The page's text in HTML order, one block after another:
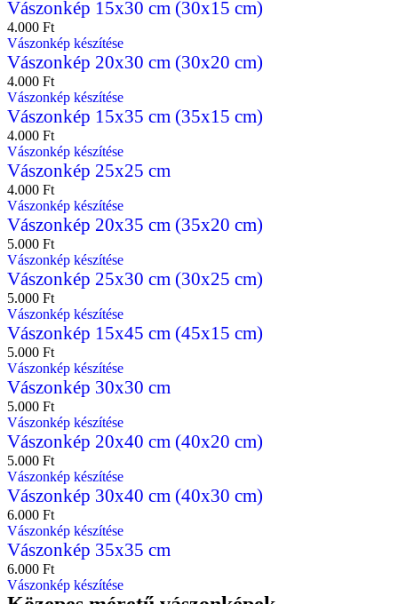
Vászonkép 15x30 cm (30x15 cm)
4.000 Ft
Vászonkép készítése
Vászonkép 20x30 cm (30x20 cm)
4.000 Ft
Vászonkép készítése
Vászonkép 15x35 cm (35x15 cm)
4.000 Ft
Vászonkép készítése
Vászonkép 25x25 cm
4.000 Ft
Vászonkép készítése
Vászonkép 20x35 cm (35x20 cm)
5.000 Ft
Vászonkép készítése
Vászonkép 25x30 cm (30x25 cm)
5.000 Ft
Vászonkép készítése
Vászonkép 15x45 cm (45x15 cm)
5.000 Ft
Vászonkép készítése
Vászonkép 30x30 cm
5.000 Ft
Vászonkép készítése
Vászonkép 20x40 cm (40x20 cm)
5.000 Ft
Vászonkép készítése
Vászonkép 30x40 cm (40x30 cm)
6.000 Ft
Vászonkép készítése
Vászonkép 35x35 cm
6.000 Ft
Vászonkép készítése